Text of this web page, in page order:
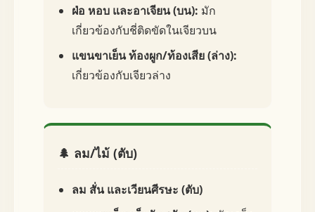
ฝ่อ หอบ และอาเจียน (บน): มัก
เกี่ยวข้องกับชี่ติดขัดในเจียวบน
แขนขาเย็น ท้องผูก/ท้องเสีย (ล่าง):
เกี่ยวข้องกับเจียวล่าง
🌲 ลม/ไม้ (ตับ)
ลม สั่น และเวียนศีรษะ (ตับ)